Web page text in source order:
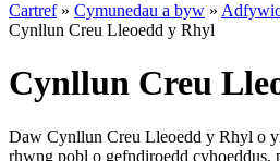
Cartref» Cymunedau a byw »
Cynllun Creu Lleoedd y Rhyl
Cynllun Creu
Daw Cynllun Creu Lleoedd y Rhyl o
rhwng pobl o gefndiroedd cyhoeddus,